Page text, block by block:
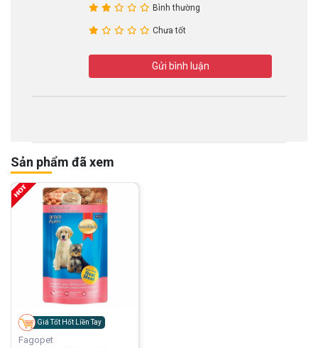
Bình thường
Chưa tốt
Gửi bình luận
Sản phẩm đã xem
Giá Tốt Hốt Liền Tay
Fagopet